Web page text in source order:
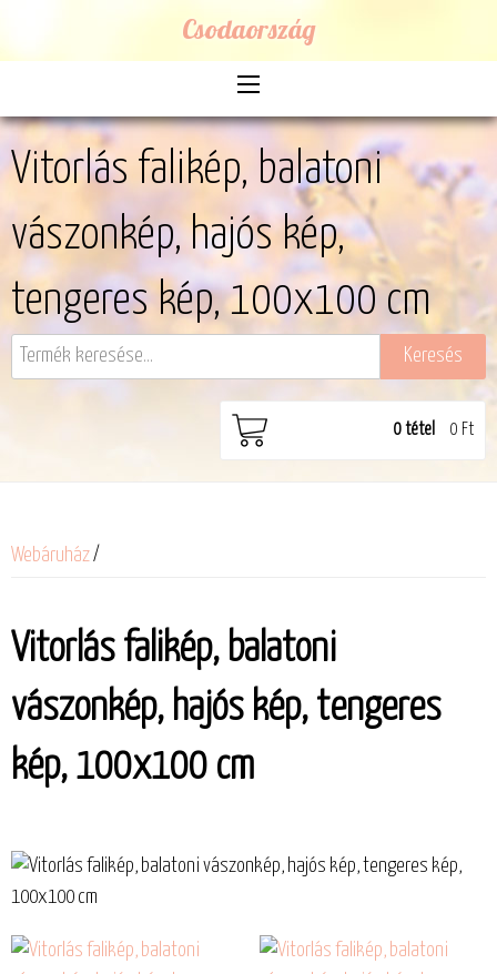
Csodaország
Vitorlás falikép, balatoni
vászonkép, hajós kép,
tengeres kép, 100x100 cm
0tétel 0 Ft
Webáruház/
Vitorlás falikép, balatoni
vászonkép, hajós kép, tengeres
kép, 100x100 cm